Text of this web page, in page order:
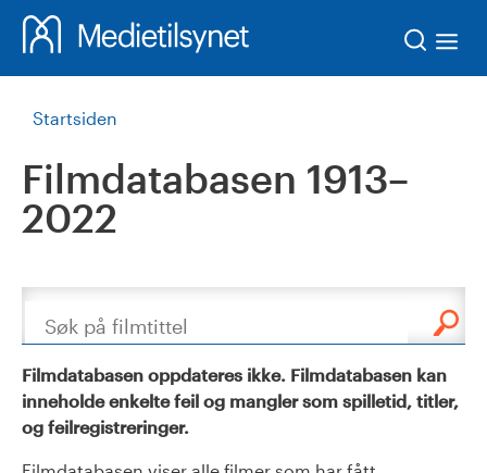
Startsiden
Filmdatabasen 1913–
2022
Søk
Filmdatabasen oppdateres ikke. Filmdatabasen kan
inneholde enkelte feil og mangler som spilletid, titler,
og feilregistreringer.